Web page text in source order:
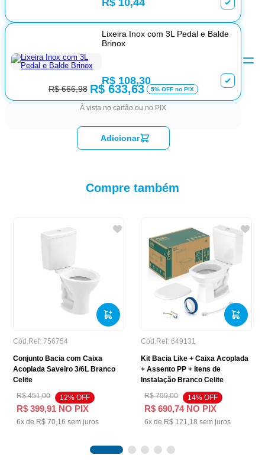
R$ 10,44
Lixeira Inox com 3L Pedal e Balde
Brinox
R$ 108,30
R$ 666,98 R$ 633,63 5% OFF no PIX
À vista no cartão ou no PIX
Adicionar
Compre também
Cód.Ref: 756754
Conjunto Bacia com Caixa
Acoplada Saveiro 3/6L Branco
Celite
R$ 451,00 12% OFF
R$ 399,91 NO PIX
6x de R$ 70,16 sem juros
Cód.Ref: 649131
Kit Bacia Like + Caixa Acoplada
+ Assento PP + Itens de
Instalação Branco Celite
R$ 799,00 14% OFF
R$ 690,74NO PIX
6x de R$ 121,18 sem juros